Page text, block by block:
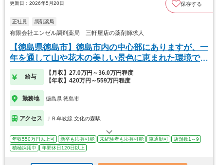
更新日：2026年5月20日 保存する
正社員 調剤薬局
有限会社エンゼル調剤薬局 三軒屋店の薬剤師求人
【徳島県徳島市】徳島市内の中心部にありますが、一
年を通して山や花木の美しい景色に恵まれた環境で
す。
給与
【月収】27.0万円～36.0万円程度
【年収】420万円～559万円程度
勤務地 徳島県 徳島市
アクセス ＪＲ牟岐線 文化の森駅
年収550万円以上可 新卒も応募可能 未経験者も応募可能 車通勤可
店舗数1～9
積極採用中
年間休日120日以上